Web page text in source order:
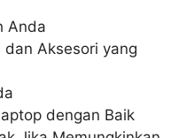
Anda
Aksesori yang
dengan Baik